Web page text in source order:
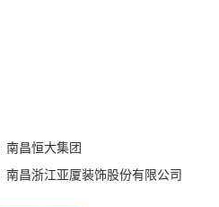
南昌恒大集团
南昌浙江亚厦装饰股份有限公司